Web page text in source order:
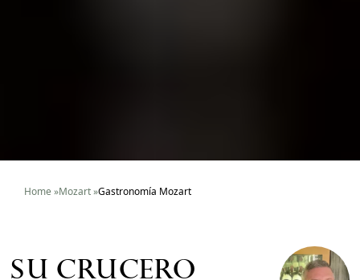
Home »Mozart»Gastronomía Mozart
SU CRUCERO